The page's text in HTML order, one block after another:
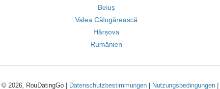
Beiuș
Valea Călugărească
Hârșova
Rumänien
© 2026, RouDatingGo | Datenschutzbestimmungen Nutzungsbedingungen